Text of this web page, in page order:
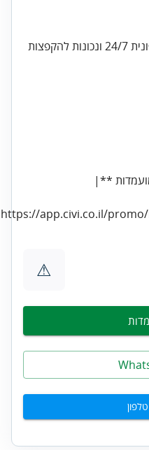
א-ה 8:00-17:00 עם זמינות טלפונית 24/7 ונכונות להקפצות
**|
https://app.civi.co.il/
⚠